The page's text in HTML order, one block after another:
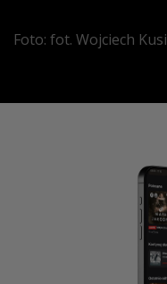
Foto: fot. Wojciech